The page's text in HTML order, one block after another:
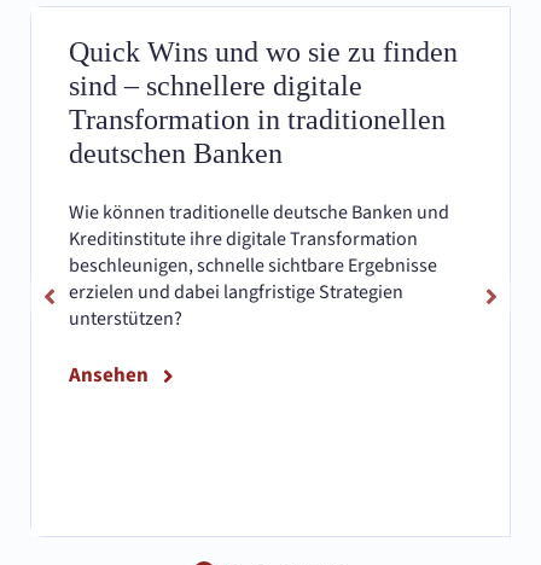
Quick Wins und wo sie zu finden
sind – schnellere digitale
Transformation in traditionellen
deutschen Banken
Wie können traditionelle deutsche Banken und
Kreditinstitute ihre digitale Transformation
beschleunigen, schnelle sichtbare Ergebnisse
erzielen und dabei langfristige Strategien
unterstützen?
Ansehen